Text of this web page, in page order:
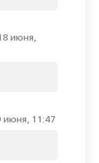
июня,
июня, 11:47